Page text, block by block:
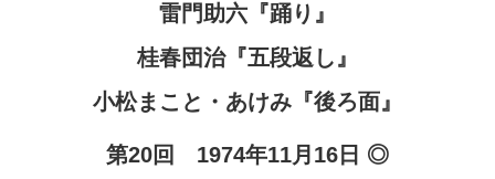
雷門助六『踊り』
桂春団治『五段返し』
小松まこと・あけみ『後ろ面』
第20回 1974年11月16日 ◎